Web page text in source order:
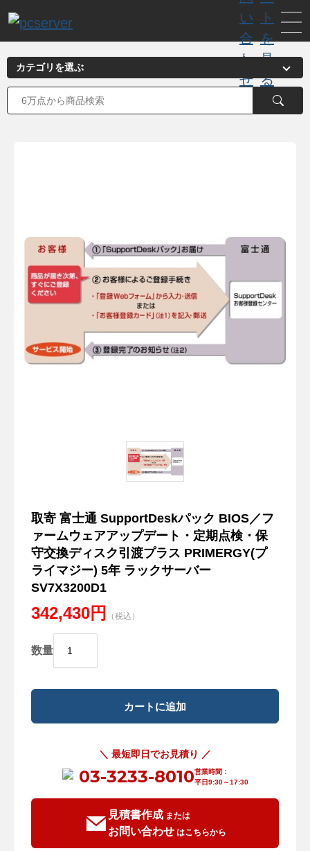
取寄 富士通 SupportDeskパック BIOS／フ
ァームウェアアップデート・定期点検・保
守交換ディスク引渡プラス PRIMERGY(プ
ライマジー) 5年 ラックサーバー
SV7X3200D1
342,430円 （税込）
数量
＼ 最短即日でお見積り ／
03-3233-8010営業時間：
平日9:30～17:30
見積書作成または
お問い合わせはこちらから